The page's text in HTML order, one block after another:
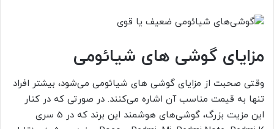
مزایای گوشی های شیائومی
وقتی صحبت از مزایای گوشی های شیائومی می‌شود، بیشتر افراد
تنها به قیمت مناسب آن اشاره می‌کنند. در صورتی که در کنار
این مزیت بزرگ، گوشی‌های هوشمند این برند که در 5 سری